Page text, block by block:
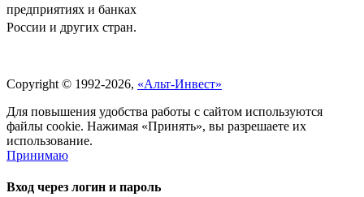
предприятиях и банках
России и других стран.
Copyright © 1992-2026, «Альт-Инвест»
Для повышения удобства работы с сайтом используются
файлы cookie. Нажимая «Принять», вы разрешаете их
использование.
Принимаю
Вход через логин и пароль